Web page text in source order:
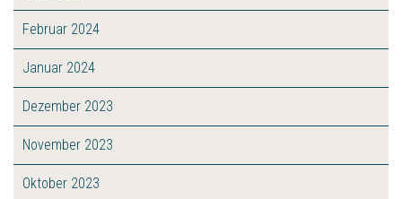
Februar 2024
Januar 2024
Dezember 2023
November 2023
Oktober 2023